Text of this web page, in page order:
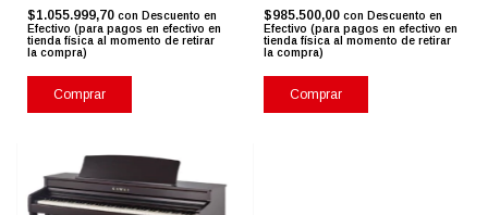
$1.055.999,70 con Descuento en
Efectivo (para pagos en efectivo en
tienda física al momento de retirar
la compra)
$985.500,00 con Descuento en
Efectivo (para pagos en efectivo en
tienda física al momento de retirar
la compra)
Comprar